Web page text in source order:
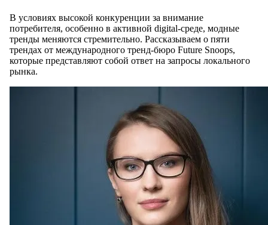
В условиях высокой конкуренции за внимание
потребителя, особенно в активной digital-среде, модные
тренды меняются стремительно. Рассказываем о пяти
трендах от международного тренд-бюро Future Snoops,
которые представляют собой ответ на запросы локального
рынка.